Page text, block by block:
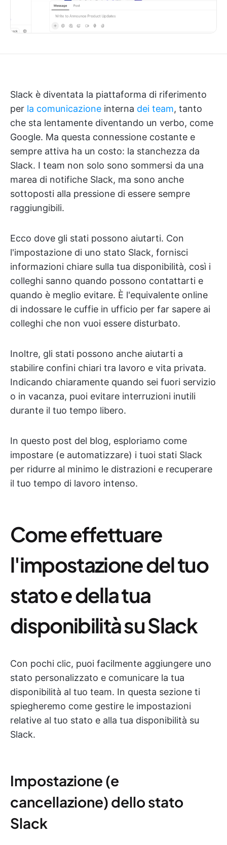
Slack è diventata la piattaforma di riferimento
per la comunicazione interna dei team, tanto
che sta lentamente diventando un verbo, come
Google. Ma questa connessione costante e
sempre attiva ha un costo: la stanchezza da
Slack. I team non solo sono sommersi da una
marea di notifiche Slack, ma sono anche
sottoposti alla pressione di essere sempre
raggiungibili.
Ecco dove gli stati possono aiutarti. Con
l'impostazione di uno stato Slack, fornisci
informazioni chiare sulla tua disponibilità, così i
colleghi sanno quando possono contattarti e
quando è meglio evitare. È l'equivalente online
di indossare le cuffie in ufficio per far sapere ai
colleghi che non vuoi essere disturbato.
Inoltre, gli stati possono anche aiutarti a
stabilire confini chiari tra lavoro e vita privata.
Indicando chiaramente quando sei fuori servizio
o in vacanza, puoi evitare interruzioni inutili
durante il tuo tempo libero.
In questo post del blog, esploriamo come
impostare (e automatizzare) i tuoi stati Slack
per ridurre al minimo le distrazioni e recuperare
il tuo tempo di lavoro intenso.
Come effettuare
l'impostazione del tuo
stato e della tua
disponibilità su Slack
Con pochi clic, puoi facilmente aggiungere uno
stato personalizzato e comunicare la tua
disponibilità al tuo team. In questa sezione ti
spiegheremo come gestire le impostazioni
relative al tuo stato e alla tua disponibilità su
Slack.
Impostazione (e
cancellazione) dello stato
Slack